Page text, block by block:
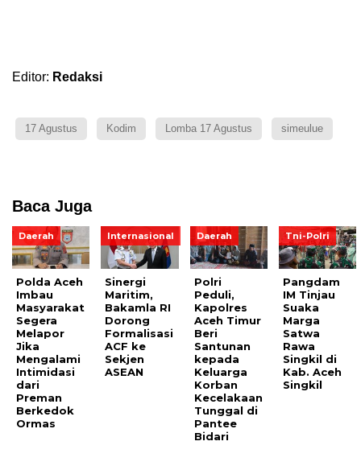
Editor: Redaksi
17 Agustus Kodim Lomba 17 Agustus simeulue
Baca Juga
Daerah
Polda Aceh
Imbau
Masyarakat
Segera
Melapor
Jika
Mengalami
Intimidasi
dari
Preman
Berkedok
Ormas
Internasional
Sinergi
Maritim,
Bakamla RI
Dorong
Formalisasi
ACF ke
Sekjen
ASEAN
Daerah
Polri
Peduli,
Kapolres
Aceh Timur
Beri
Santunan
kepada
Keluarga
Korban
Kecelakaan
Tunggal di
Pantee
Bidari
Tni-Polri
Pangdam
IM Tinjau
Suaka
Marga
Satwa
Rawa
Singkil di
Kab. Aceh
Singkil